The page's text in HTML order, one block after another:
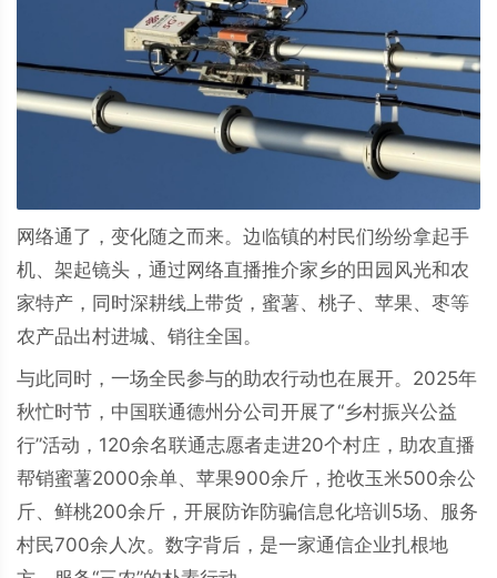
网络通了，变化随之而来。边临镇的村民们纷纷拿起手
机、架起镜头，通过网络直播推介家乡的田园风光和农
家特产，同时深耕线上带货，蜜薯、桃子、苹果、枣等
农产品出村进城、销往全国。
与此同时，一场全民参与的助农行动也在展开。2025年
秋忙时节，中国联通德州分公司开展了“乡村振兴公益
行”活动，120余名联通志愿者走进20个村庄，助农直播
帮销蜜薯2000余单、苹果900余斤，抢收玉米500余公
斤、鲜桃200余斤，开展防诈防骗信息化培训5场、服务
村民700余人次。数字背后，是一家通信企业扎根地